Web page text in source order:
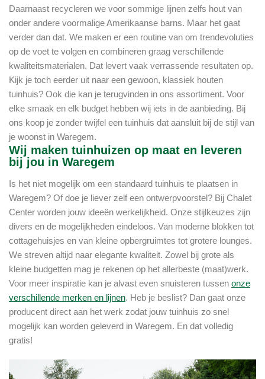
Daarnaast recycleren we voor sommige lijnen zelfs hout van
onder andere voormalige Amerikaanse barns. Maar het gaat
verder dan dat. We maken er een routine van om trendevoluties
op de voet te volgen en combineren graag verschillende
kwaliteitsmaterialen. Dat levert vaak verrassende resultaten op.
Kijk je toch eerder uit naar een gewoon, klassiek houten
tuinhuis? Ook die kan je terugvinden in ons assortiment. Voor
elke smaak en elk budget hebben wij iets in de aanbieding. Bij
ons koop je zonder twijfel een tuinhuis dat aansluit bij de stijl van
je woonst in Waregem.
Wij maken tuinhuizen op maat en leveren
bij jou in Waregem
Is het niet mogelijk om een standaard tuinhuis te plaatsen in
Waregem? Of doe je liever zelf een ontwerpvoorstel? Bij Chalet
Center worden jouw ideeën werkelijkheid. Onze stijlkeuzes zijn
divers en de mogelijkheden eindeloos. Van moderne blokken tot
cottagehuisjes en van kleine opbergruimtes tot grotere lounges.
We streven altijd naar elegante kwaliteit. Zowel bij grote als
kleine budgetten mag je rekenen op het allerbeste (maat)werk.
Voor meer inspiratie kan je alvast even snuisteren tussen onze
verschillende merken en lijnen. Heb je beslist? Dan gaat onze
producent direct aan het werk zodat jouw tuinhuis zo snel
mogelijk kan worden geleverd in Waregem. En dat volledig
gratis!